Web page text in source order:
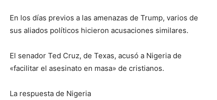
En los días previos a las amenazas de Trump, varios de
sus aliados políticos hicieron acusaciones similares.
El senador Ted Cruz, de Texas, acusó a Nigeria de
«facilitar el asesinato en masa» de cristianos.
La respuesta de Nigeria